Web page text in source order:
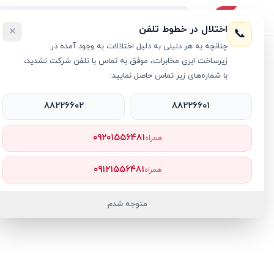
لیست محصولات خرید اقساطی خرید سازمانی فروش عمده و
مک بوک پرو M5 ›
📞 اختلال در خطوط تلفن
چنانچه به هر دلیلی به دلیل اختلالات به وجود آمده در
زیرساخت ابری مخابرات، موفق به تماس با تلفن شرکت نشدید،
با شماره‌های زیر تماس حاصل نمایید:
×
۸۸۲۲۶۶۰۱ ۸۸۲۲۶۶۰۲
همراه۰۹۲۰۱۵۵۶۴۸۱
همراه۰۹۱۲۱۵۵۶۴۸۱
متوجه شدم